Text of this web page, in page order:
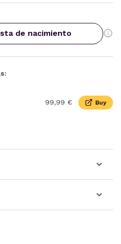
de nacimiento
99,99 € Buy